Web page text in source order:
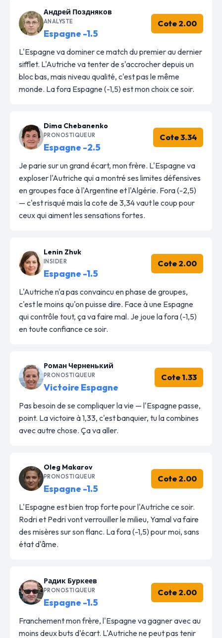
Андрей Поздняков
ANALYSTE
Espagne -1.5
Cote 2.00
L'Espagne va dominer ce match du premier au dernier
sifflet. L'Autriche va tenter de s'accrocher depuis un
bloc bas, mais niveau qualité, c'est pas le même
monde. La fora Espagne (-1,5) est mon choix ce soir.
Dima Chebanenko
PRONOSTIQUEUR
Espagne -2.5
Cote 3.34
Je parie sur un grand écart, mon frère. L'Espagne va
exploser l'Autriche qui a montré ses limites défensives
en groupes face à l'Argentine et l'Algérie. Fora (-2,5)
— c'est risqué mais la cote de 3,34 vaut le coup pour
ceux qui aiment les sensations fortes.
Lenin Zhuk
INSIDER
Espagne -1.5
Cote 2.00
L'Autriche n'a pas convaincu en phase de groupes,
c'est le moins qu'on puisse dire. Face à une Espagne
qui contrôle tout, ça va faire mal. Je joue la fora (-1,5)
en toute confiance ce soir.
Роман Черненький
PRONOSTIQUEUR
Victoire Espagne
Cote 1.33
Pas besoin de se compliquer la vie — l'Espagne passe,
point. La victoire à 1,33, c'est banquier, tu la combines
avec autre chose. Ça va aller.
Oleg Makarov
PRONOSTIQUEUR
Espagne -1.5
Cote 2.00
L'Espagne est bien trop forte pour l'Autriche ce soir.
Rodri et Pedri vont verrouiller le milieu, Yamal va faire
des misères sur son flanc. La fora (-1,5) pour moi, sans
état d'âme.
Радик Буркеев
PRONOSTIQUEUR
Espagne -1.5
Cote 2.00
Franchement mon frère, l'Espagne va gagner avec au
moins deux buts d'écart. L'Autriche ne peut pas tenir